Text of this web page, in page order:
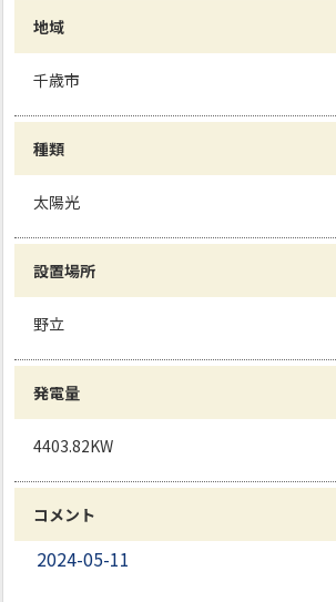
地域
千歳市
種類
太陽光
設置場所
野立
発電量
4403.82KW
コメント
2024-05-11